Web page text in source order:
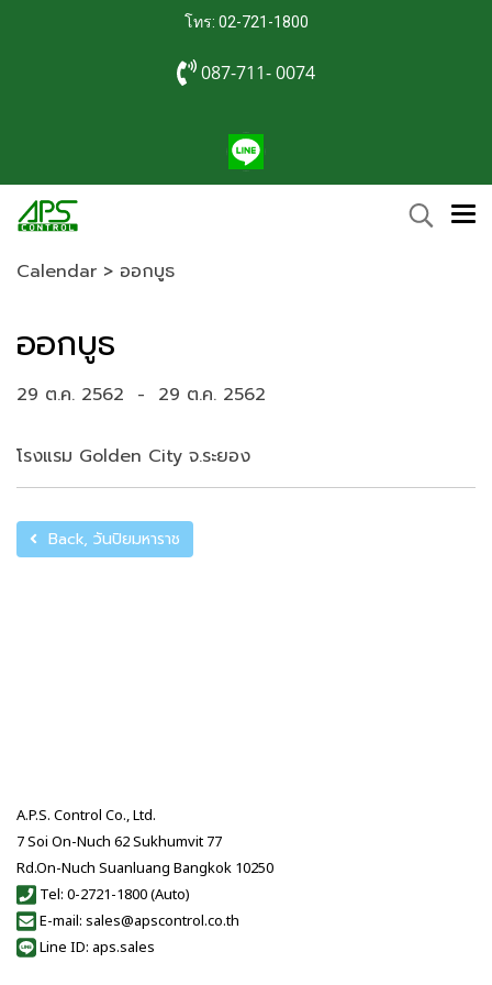
โทร: 02-721-1800
087-711- 0074
Calendar > ออกบูธ
ออกบูธ
29 ต.ค. 2562 - 29 ต.ค. 2562
โรงแรม Golden City จ.ระยอง
Back, วันปิยมหาราช
A.P.S. Control Co., Ltd.
7 Soi On-Nuch 62 Sukhumvit 77
Rd.On-Nuch Suanluang Bangkok 10250
Tel: 0-2721-1800 (Auto)
E-mail: sales@apscontrol.co.th
Line ID: aps.sales